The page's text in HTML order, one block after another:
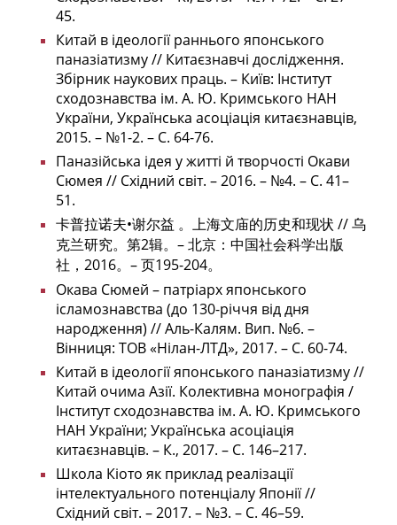
45.
Китай в ідеології раннього японського
паназіатизму // Китаєзнавчі дослідження.
Збірник наукових праць. – Київ: Інститут
сходознавства ім. А. Ю. Кримського НАН
України, Українська асоціація китаєзнавців,
2015. – №1-2. – С. 64-76.
Паназійська ідея у житті й творчості Окави
Сюмея // Східний світ. – 2016. – №4. – С. 41–
51.
卡普拉诺夫•谢尔益 。上海文庙的历史和现状 // 乌
克兰研究。第2辑。– 北京：中国社会科学出版
社，2016。– 页195-204。
Окава Сюмей – патріарх японського
ісламознавства (до 130-річчя від дня
народження) // Аль-Калям. Вип. №6. –
Вінниця: ТОВ «Нілан-ЛТД», 2017. – С. 60-74.
Китай в ідеології японського паназіатизму //
Китай очима Азії. Колективна монографія /
Інститут сходознавства ім. А. Ю. Кримського
НАН України; Українська асоціація
китаєзнавців. – К., 2017. – С. 146–217.
Школа Кіото як приклад реалізації
інтелектуального потенціалу Японії //
Східний світ. – 2017. – №3. – С. 46–59.